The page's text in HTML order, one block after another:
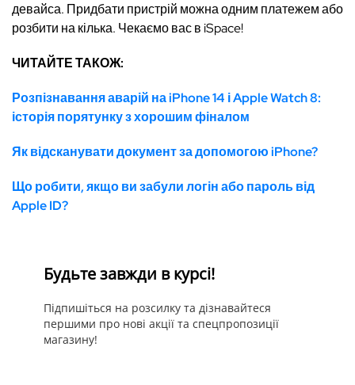
девайса. Придбати пристрій можна одним платежем або
розбити на кілька. Чекаємо вас в iSpace!
ЧИТАЙТЕ ТАКОЖ:
Розпізнавання аварій на iPhone 14 і Apple Watch 8:
історія порятунку з хорошим фіналом
Як відсканувати документ за допомогою iPhone?
Що робити, якщо ви забули логін або пароль від
Apple ID?
Будьте завжди в курсі!
Підпишіться на розсилку та дізнавайтеся
першими про нові акції та спецпропозиції
магазину!